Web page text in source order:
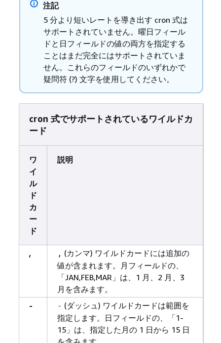
注記
5 分より短いレートを導き出す cron 式は
サポートされていません。曜日フィール
ドと日フィールドの値の両方を指定する
ことはまだ完全にはサポートされていま
せん。これらのフィールドのいずれかで
疑問符 (?) 文字を使用してください。
cron 式でサポートされているワイルドカ
ード
ワ
イ
ル
ド
カ
ー
ド
説明
, , (カンマ) ワイルドカードには追加の
値が含まれます。月フィールドの、
「JAN,FEB,MAR」は、1 月、2 月、3
月を含みます。
-
- (ダッシュ) ワイルドカードは範囲を
指定します。日フィールドの、「1-
15」は、指定した月の 1 日から 15 日